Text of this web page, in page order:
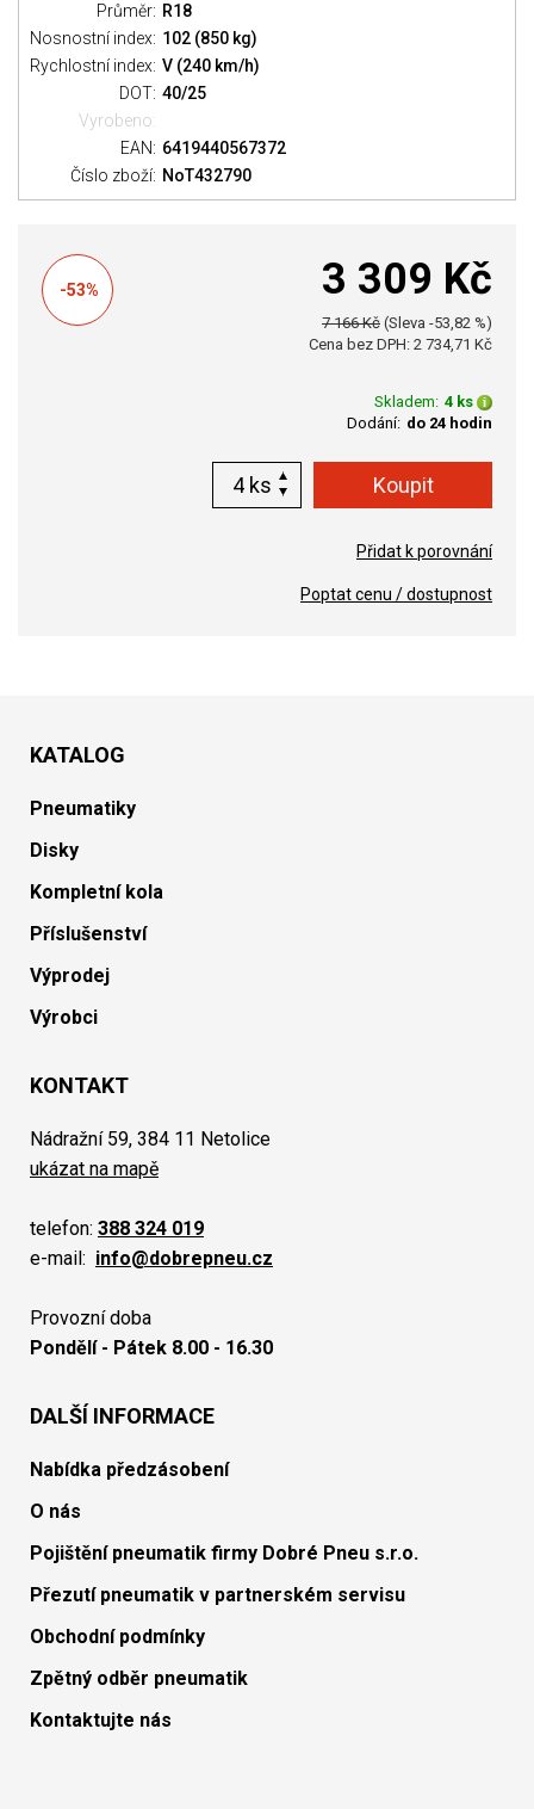
Průměr: R18
Nosnostní index: 102 (850 kg)
Rychlostní index: V (240 km/h)
DOT: 40/25
Vyrobeno:
EAN: 6419440567372
Číslo zboží: NoT432790
-53% 3 309 Kč
7 166 Kč (Sleva -53,82 %)
Cena bez DPH: 2 734,71 Kč
Skladem: 4 ks
Dodání: do 24 hodin
ks
Přidat k porovnání
Poptat cenu / dostupnost
KATALOG
Pneumatiky
Disky
Kompletní kola
Příslušenství
Výprodej
Výrobci
KONTAKT
Nádražní 59, 384 11 Netolice
ukázat na mapě
telefon: 388 324 019
e-mail: info@dobrepneu.cz
Provozní doba
Pondělí - Pátek 8.00 - 16.30
DALŠÍ INFORMACE
Nabídka předzásobení
O nás
Pojištění pneumatik firmy Dobré Pneu s.r.o.
Přezutí pneumatik v partnerském servisu
Obchodní podmínky
Zpětný odběr pneumatik
Kontaktujte nás